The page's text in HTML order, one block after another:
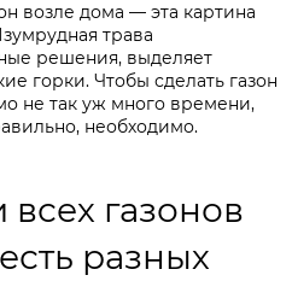
возле дома — эта картина
трава
решения, выделяет
горки. Чтобы сделать газон
не так уж много времени,
необходимо.
газонов
разных